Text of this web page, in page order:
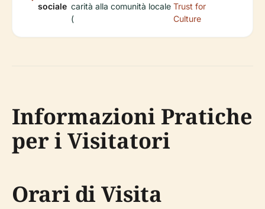
sociale carità alla comunità locale
(
Trust for
Culture
Informazioni Pratiche
per i Visitatori
Orari di Visita